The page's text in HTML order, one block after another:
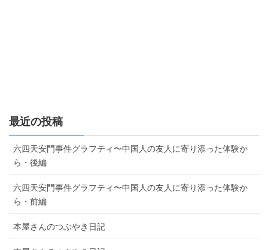
最近の投稿
六四天安門事件グラフティ〜中国人の友人に寄り添った体験か
ら・後編
六四天安門事件グラフティ〜中国人の友人に寄り添った体験か
ら・前編
本屋さんのつぶやき日記